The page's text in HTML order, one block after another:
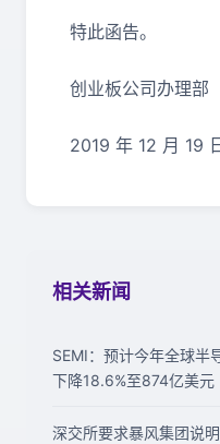
特此函告。
创业板公司办理部
2019 年 12 月 19
相关新闻
SEMI：预计今年全球半
下降18.6%至874亿美元
深交所要求暴风集团说